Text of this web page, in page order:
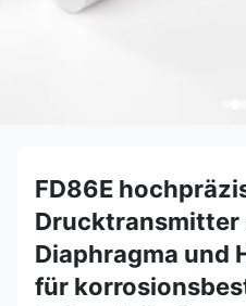
FD86E
Drucktransmitter
Diaphragma und
für